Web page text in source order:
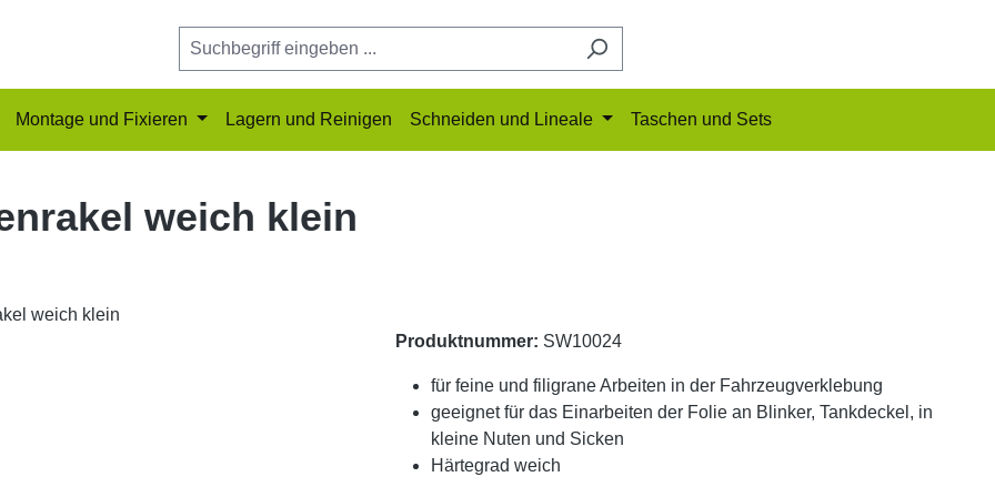
Montage und Fixieren Lagern und Reinigen Schneiden und Lineale Taschen und Sets
weich klein
Produktnummer: SW10024
für feine und filigrane Arbeiten in der Fahrzeugverklebung
geeignet für das Einarbeiten der Folie an Blinker, Tankdeckel, in
kleine Nuten und Sicken
Härtegrad weich